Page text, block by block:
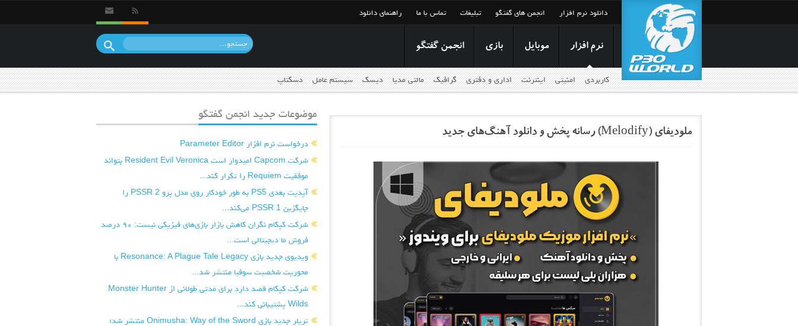
دانلود نرم افزار انجمن های گفتگو تبلیغات تماس با ما راهنمای دانلود
نرم افزار
کاربردی امنیتی اینترنت اداری و دفتری گرافیک مالتی مدیا دیسک سیستم عامل دسکتاپ
موبایل بازی انجمن گفتگو
ملودیفای (Melodify) رسانه پخش و دانلود آهنگ‌های جدید
موضوعات جدید انجمن گفتگو
درخواست نرم افزار Parameter Editor
شرکت Capcom امیدوار است Resident Evil Veronica بتواند
موفقیت Requiem را تکرار کند...
آپدیت بعدی PS5 به طور خودکار روی مدل پرو PSSR 2 را
جایگزین PSSR 1 می‌کند...
شرکت کپکام نگران کاهش بازار بازی‌های فیزیکی نیست: ۹۰ درصد
فروش ما دیجیتالی است...
ویدیوی جدید بازی Resonance: A Plague Tale Legacy با
محوریت شخصیت سوفیا منتشر شد...
شرکت کپکام قصد دارد برای مدتی طولانی از Monster Hunter
Wilds پشتیبانی کند...
تریلر جدید بازی Onimusha: Way of the Sword منتشر شد؛